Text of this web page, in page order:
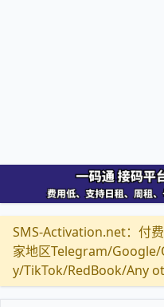
SMS-Activation.net：付
家地区Telegram/
y/TikTok/RedBook/Any